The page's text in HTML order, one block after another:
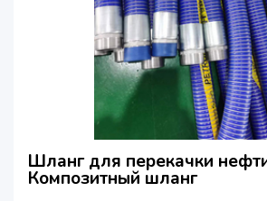
Шланг для перекачки
Композитный шланг